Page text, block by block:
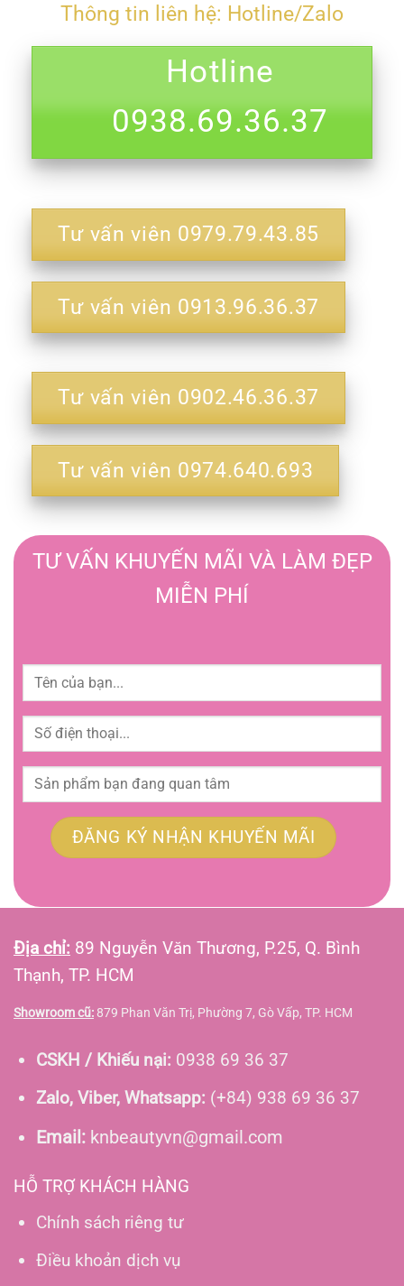
Thông tin liên hệ: Hotline/Zalo
Hotline
0938.69.36.37
Tư vấn viên 0979.79.43.85
Tư vấn viên 0913.96.36.37
Tư vấn viên 0902.46.36.37
Tư vấn viên 0974.640.693
TƯ VẤN KHUYẾN MÃI VÀ LÀM ĐẸP
MIỄN PHÍ
Địa chỉ: 89 Nguyễn Văn Thương, P.25, Q. Bình
Thạnh, TP. HCM
Showroom cũ: 879 Phan Văn Trị, Phường 7, Gò Vấp, TP. HCM
CSKH / Khiếu nại: 0938 69 36 37
Zalo, Viber, Whatsapp: (+84) 938 69 36 37
Email:knbeautyvn@gmail.com
HỖ TRỢ KHÁCH HÀNG
Chính sách riêng tư
Điều khoản dịch vụ